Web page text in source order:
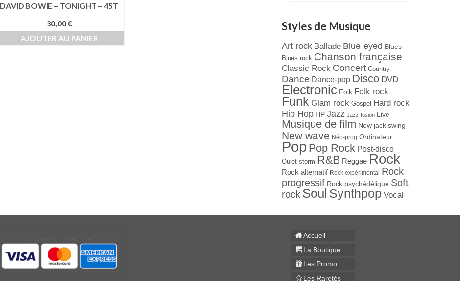
DAVID BOWIE – TONIGHT – 45T
30,00€
AJOUTER AU PANIER
Styles de Musique
Art rock Ballade Blue-eyed Blues
Blues rock Chanson française
Classic Rock Concert Country
Dance Dance-pop Disco DVD
Electronic Folk Folk rock
Funk Glam rock Gospel Hard rock
Hip Hop HP Jazz Jazz-fusion Live
Musique de film New jack swing
New wave Néo-prog Ordinateur
Pop Pop Rock Post-disco
Quiet storm R&B Reggae Rock
Rock alternatif Rock expérimental Rock
progressif Rock psychédélique Soft
rock Soul Synthpop Vocal
Accueil
La Boutique
Les Promo
Les Raretés